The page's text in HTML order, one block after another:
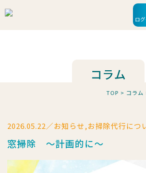
ロ
コラム
TOP > コラム
2026.05.22／お知らせ,お掃除代行につ
窓掃除 ～計画的に～